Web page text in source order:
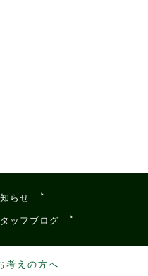
らせ
ッフブログ
考えの方へ